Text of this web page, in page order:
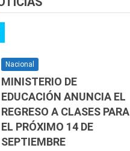
Nacional
MINISTERIO DE
EDUCACIÓN ANUNCIA EL
REGRESO A CLASES PARA
EL PRÓXIMO 14 DE
SEPTIEMBRE